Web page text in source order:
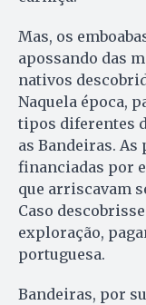
Mas, os
apossando das
nativos
Naquela época,
tipos diferentes
as Bandeiras.
financiadas por
que arriscavam
Caso
exploração,
portuguesa.
Bandeiras, por